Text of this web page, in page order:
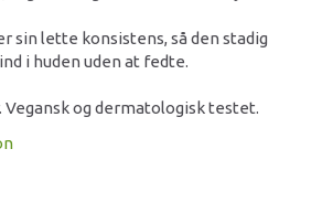
sin lette konsistens, så den stadig
i huden uden at fedte.
Vegansk og dermatologisk testet.